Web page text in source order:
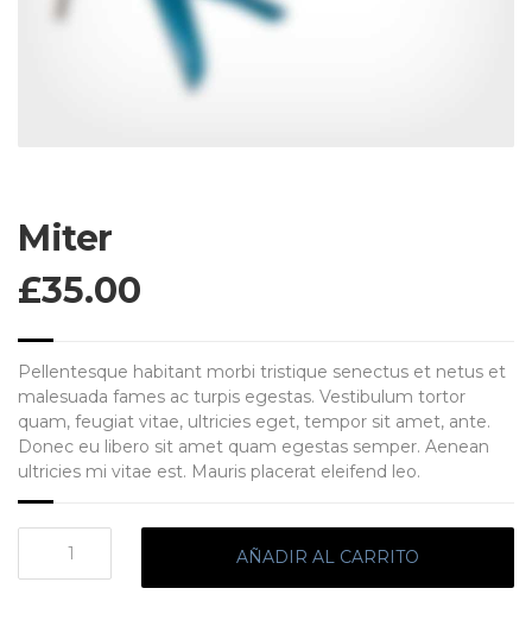
Miter
£35.00
Pellentesque habitant morbi tristique senectus et netus et
malesuada fames ac turpis egestas. Vestibulum tortor
quam, feugiat vitae, ultricies eget, tempor sit amet, ante.
Donec eu libero sit amet quam egestas semper. Aenean
ultricies mi vitae est. Mauris placerat eleifend leo.
cantidad
AÑADIR AL CARRITO